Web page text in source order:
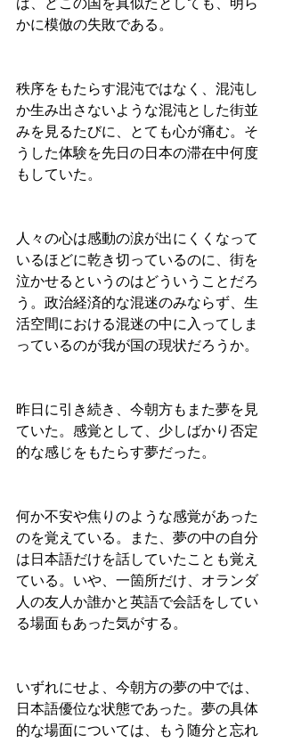
ば、どこの国を真似たとしても、明ら
かに模倣の失敗である。
秩序をもたらす混沌ではなく、混沌し
か生み出さないような混沌とした街並
みを見るたびに、とても心が痛む。そ
うした体験を先日の日本の滞在中何度
もしていた。
人々の心は感動の涙が出にくくなって
いるほどに乾き切っているのに、街を
泣かせるというのはどういうことだろ
う。政治経済的な混迷のみならず、生
活空間における混迷の中に入ってしま
っているのが我が国の現状だろうか。
昨日に引き続き、今朝方もまた夢を見
ていた。感覚として、少しばかり否定
的な感じをもたらす夢だった。
何か不安や焦りのような感覚があった
のを覚えている。また、夢の中の自分
は日本語だけを話していたことも覚え
ている。いや、一箇所だけ、オランダ
人の友人か誰かと英語で会話をしてい
る場面もあった気がする。
いずれにせよ、今朝方の夢の中では、
日本語優位な状態であった。夢の具体
的な場面については、もう随分と忘れ